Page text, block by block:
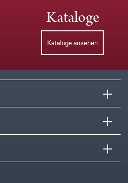
Kataloge
Kataloge ansehen